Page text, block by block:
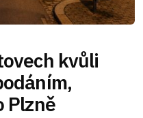
kvůli
Plzně